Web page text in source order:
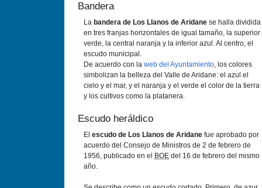
Bandera
La bandera de Los Llanos de Aridane se halla dividida
en tres franjas horizontales de igual tamaño, la superior
verde, la central naranja y la inferior azul. Al centro, el
escudo municipal.
De acuerdo con la web del Ayuntamiento, los colores
simbolizan la belleza del Valle de Aridane: el azul el
cielo y el mar, y el naranja y el verde el color de la tierra
y los cultivos como la platanera.
Escudo heráldico
El escudo de Los Llanos de Aridane fue aprobado por
acuerdo del Consejo de Ministros de 2 de febrero de
1956, publicado en el
BOE del 16 de febrero del mismo
año.